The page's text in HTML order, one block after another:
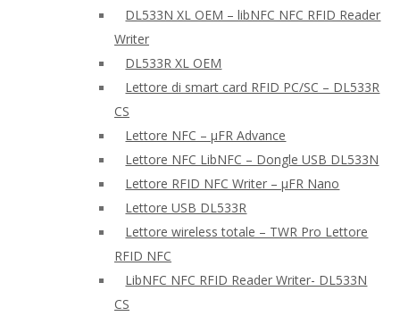
DL533N XL OEM – libNFC NFC RFID Reader
Writer
DL533R XL OEM
Lettore di smart card RFID PC/SC – DL533R
CS
Lettore NFC – μFR Advance
Lettore NFC LibNFC – Dongle USB DL533N
Lettore RFID NFC Writer – μFR Nano
Lettore USB DL533R
Lettore wireless totale – TWR Pro Lettore
RFID NFC
LibNFC NFC RFID Reader Writer- DL533N
CS